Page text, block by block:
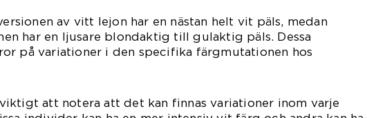
av vitt lejon har en nästan helt vit päls, medan
har en ljusare blondaktig till gulaktig päls. Dessa
på variationer i den specifika färgmutationen hos
att notera att det kan finnas variationer inom varje